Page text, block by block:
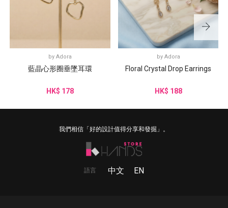
by Adora
藍晶心形圈垂墜耳環
HK$ 178
by Adora
Floral Crystal Drop Earrings
HK$ 188
我們相信「好的設計值得分享和發掘」。
語言 中文 EN